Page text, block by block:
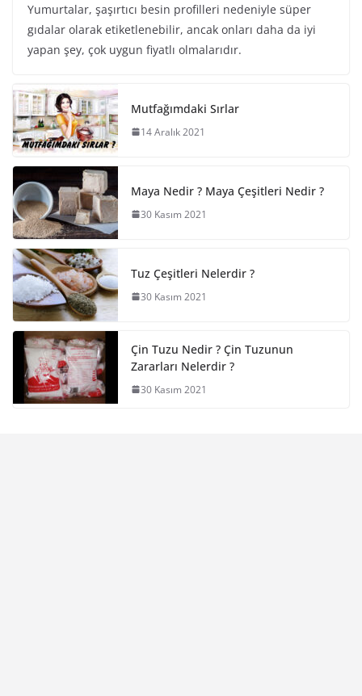
Yumurtalar, şaşırtıcı besin profilleri nedeniyle süper
gıdalar olarak etiketlenebilir, ancak onları daha da iyi
yapan şey, çok uygun fiyatlı olmalarıdır.
Mutfağımdaki Sırlar
14 Aralık 2021
Maya Nedir ? Maya Çeşitleri Nedir ?
30 Kasım 2021
Tuz Çeşitleri Nelerdir ?
30 Kasım 2021
Çin Tuzu Nedir ? Çin Tuzunun
Zararları Nelerdir ?
30 Kasım 2021